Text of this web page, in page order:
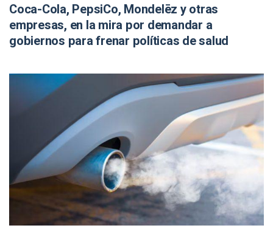
Coca-Cola, PepsiCo, Mondelēz y otras
empresas, en la mira por demandar a
gobiernos para frenar políticas de salud